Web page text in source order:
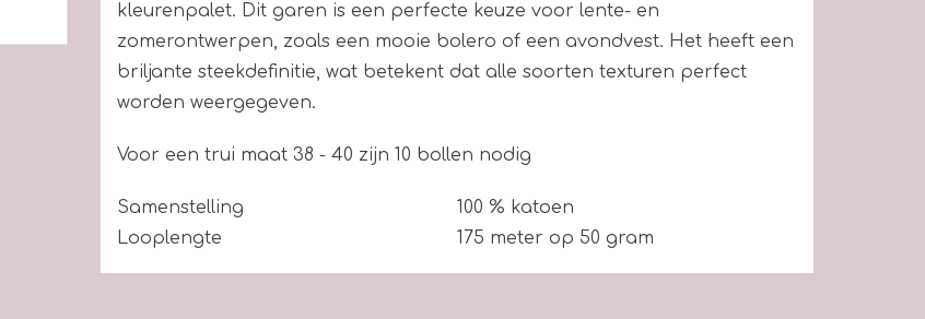
kleurenpalet. Dit garen is een perfecte keuze voor lente- en
zomerontwerpen, zoals een mooie bolero of een avondvest. Het heeft een
briljante steekdefinitie, wat betekent dat alle soorten texturen perfect
worden weergegeven.
Voor een trui maat 38 - 40 zijn 10 bollen nodig
Samenstelling
100 % katoen
Looplengte
175 meter op 50 gram
Stekenverhouding
27 st x 36 nld. = 10 x 10 cm